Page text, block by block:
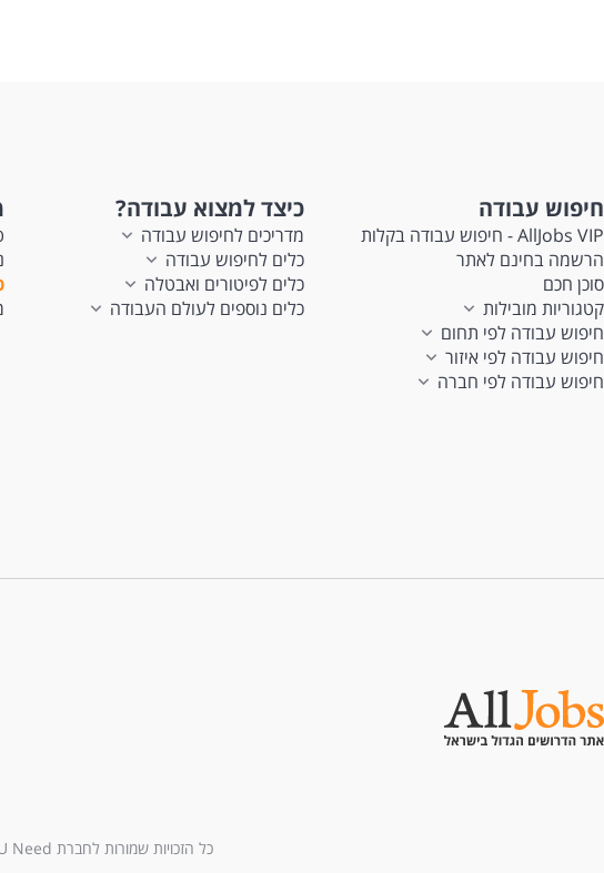
חיפוש עבודה
AllJobs VIP - חיפוש עבודה בקלות
הרשמה בחינם לאתר
סוכן חכם
קטגוריות מובילות
חיפוש עבודה לפי תחום
חיפוש עבודה לפי איזור
חיפוש עבודה לפי חברה
כיצד למצוא עבודה?
מדריכים לחיפוש עבודה
כלים לחיפוש עבודה
כלים לפיטורים ואבטלה
כלים נוספים לעולם העבודה
כל הזכויות שמורות לחברת All U Need בע"מ - בני ברמן 2, מגדל עיר ימים, נתניה 4249330 מקבוצת